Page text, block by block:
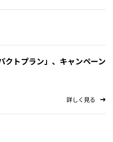
具の通販
クトプラン」、キャンペーン
詳しく見る